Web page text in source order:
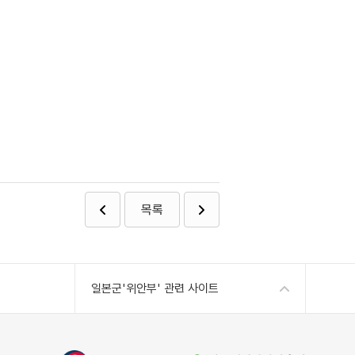
목록
일본군'위안부' 관련 사이트